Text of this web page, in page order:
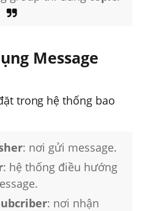
Message
trong hệ thống bao
: nơi gửi message.
: hệ thống điều hướng
: nơi nhận